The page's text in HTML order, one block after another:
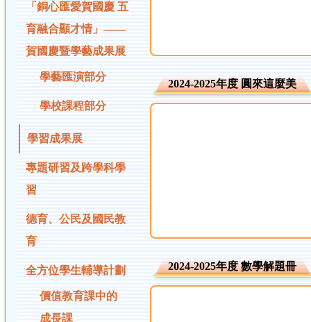
「銅心匯愛賀國慶 五
育融合顯才情」——
賀國慶暨學藝成果展
學藝匯演部分
學校課程部分
學習成果展
專題研習及跨學科學
習
德育、公民及國民教
育
全方位學生輔導計劃
價值教育課中的
成長課
2024-2025年度 圓來這麼美
2024-2025年度 數學解題冊